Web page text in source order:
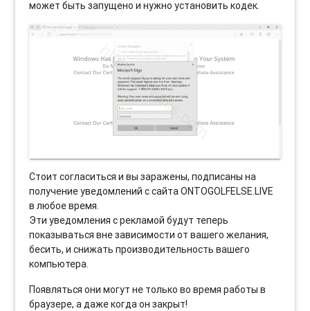
может быть запущено и нужно установить кодек.
Стоит согласиться и вы заражены, подписаны на
получение уведомлений с сайта ONTOGOLFELSE.LIVE
в любое время.
Эти уведомления с рекламой будут теперь
показываться вне зависимости от вашего желания,
бесить, и снижать производительность вашего
компьютера.
Появляться они могут не только во время работы в
браузере, а даже когда он закрыт!